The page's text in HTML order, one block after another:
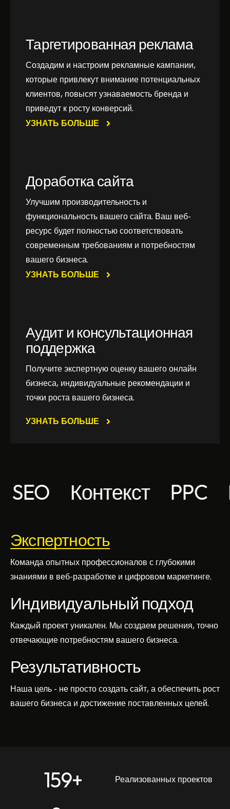
Таргетированная реклама
Создадим и настроим рекламные кампании,
которые привлекут внимание потенциальных
клиентов, повысят узнаваемость бренда и
приведут к росту конверсий.
УЗНАТЬ БОЛЬШЕ
Доработка сайта
Улучшим производительность и
функциональность вашего сайта. Ваш веб-
ресурс будет полностью соответствовать
современным требованиям и потребностям
вашего бизнеса.
УЗНАТЬ БОЛЬШЕ
Аудит и консультационная
поддержка
Получите экспертную оценку вашего онлайн
бизнеса, индивидуальные рекомендации и
точки роста вашего бизнеса.
УЗНАТЬ БОЛЬШЕ
Контекст PPC
Экспертность
Команда опытных профессионалов с глубокими
знаниями в веб-разработке и цифровом маркетинге.
Индивидуальный подход
Каждый проект уникален. Мы создаем решения, точно
отвечающие потребностям вашего бизнеса.
Результативность
Наша цель - не просто создать сайт, а обеспечить рост
вашего бизнеса и достижение поставленных целей.
Реализованных проектов
159+